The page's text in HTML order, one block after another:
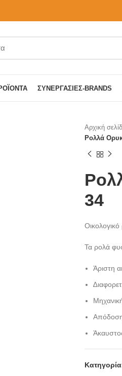
ΣΥΝΕΡΓΑΣΊΕΣ-BRANDS
Αρχική
Ρολλά
34
Τα ρολά
Άριστη